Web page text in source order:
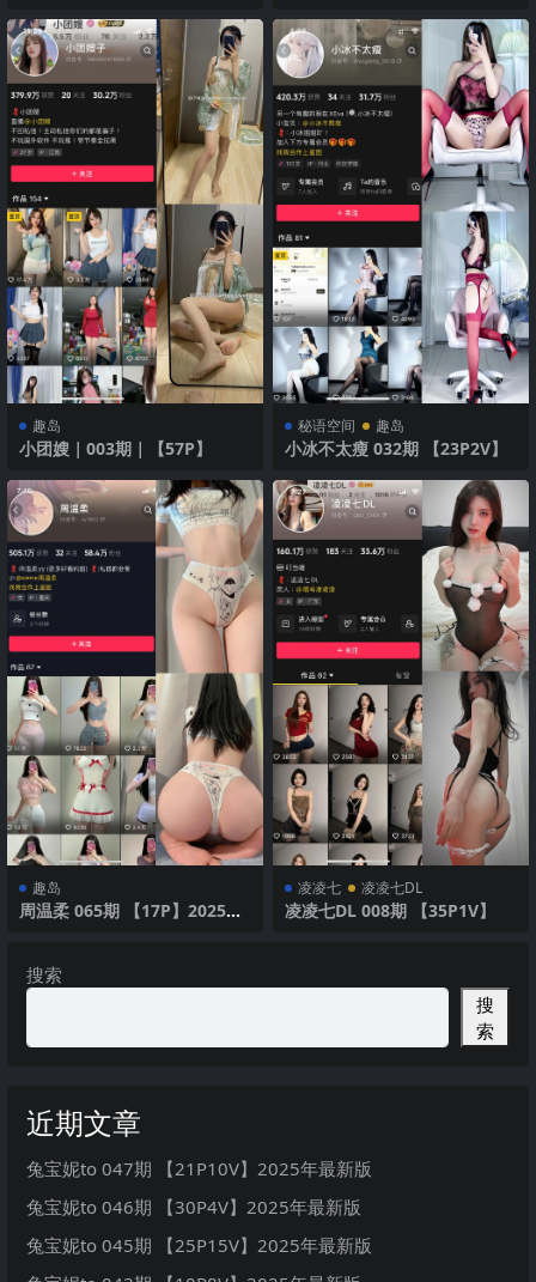
趣岛
小团嫂｜003期｜【57P】
秘语空间 趣岛
小冰不太瘦 032期 【23P2V】
趣岛
周温柔 065期 【17P】2025年
凌凌七 凌凌七DL
凌凌七DL 008期 【35P1V】
搜索
搜
索
近期文章
兔宝妮to 047期 【21P10V】2025年最新版
兔宝妮to 046期 【30P4V】2025年最新版
兔宝妮to 045期 【25P15V】2025年最新版